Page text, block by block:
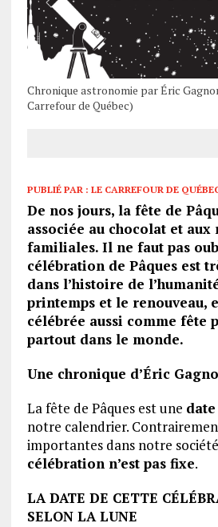
Chronique astronomie par Éric
Carrefour de Québec)
PUBLIÉ PAR : LE CARREFOUR DE
De nos jours, la fête de
associée au chocolat et aux
familiales. Il ne faut pas
célébration de Pâques est
dans l’histoire de
printemps et le renouveau,
célébrée aussi comme fête
partout dans le monde.
Une chronique d’Éric
La fête de Pâques est une
notre calendrier.
importantes dans notre
célébration n’est pas fixe.
LA DATE DE CETTE
SELON LA LUNE